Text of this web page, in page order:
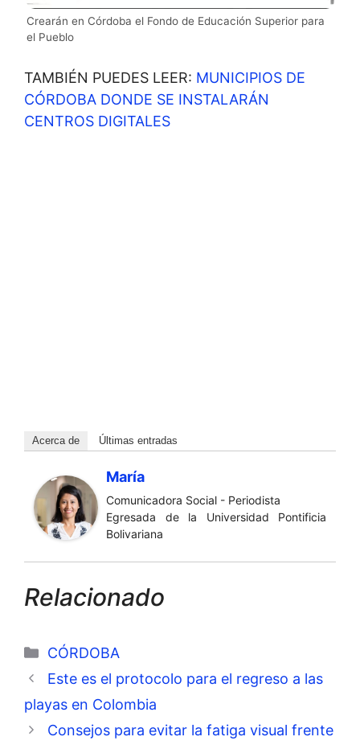
Crearán en Córdoba el Fondo de Educación Superior para
el Pueblo
TAMBIÉN PUEDES LEER: MUNICIPIOS DE
CÓRDOBA DONDE SE INSTALARÁN
CENTROS DIGITALES
Acerca de Últimas entradas
María
Comunicadora Social - Periodista
Egresada de la Universidad Pontificia
Bolivariana
Relacionado
Categorías
CÓRDOBA
Este es el protocolo para el regreso a las
playas en Colombia
Consejos para evitar la fatiga visual frente